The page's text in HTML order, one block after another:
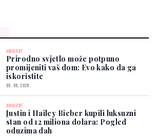
AMBIJENT
Prirodno svjetlo može potpuno
promijeniti vaš dom: Evo kako da ga
iskoristite
05. 08. 2026.
AMBIJENT
Justin i Hailey Bieber kupili luksuzni
stan od 12 miliona dolara: Pogled
oduzima dah